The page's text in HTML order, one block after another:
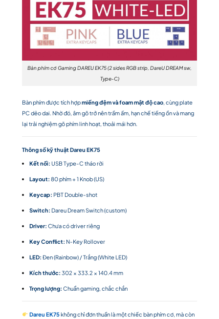
Bàn phím cơ Gaming DAREU EK75 (2 sides RGB strip, DareU DREAM sw,
Type-C)
Bàn phím được tích hợpmiếng đệm và foam mật độ cao, cùng plate
PC dẻo dai. Nhờ đó, âm gõ trở nên trầm ấm, hạn chế tiếng ồn và mang
lại trải nghiệm gõ phím linh hoạt, thoải mái hơn.
Thông số kỹ thuật Dareu EK75
Kết nối: USB Type-C tháo rời
Layout: 80 phím + 1 Knob (US)
Keycap: PBT Double-shot
Switch: Dareu Dream Switch (custom)
Driver: Chưa có driver riêng
Key Conflict: N-Key Rollover
LED: Đen (Rainbow) / Trắng (White LED)
Kích thước: 302 × 333.2 × 140.4 mm
Trọng lượng: Chuẩn gaming, chắc chắn
Dareu EK75không chỉ đơn thuần là một chiếc bàn phím cơ, mà còn